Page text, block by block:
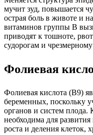
мучит зуд, повышается
острая боль в животе и
витаминов группы В
приводят к тошноте,
судорогам и
Фолиевая
Фолиевая кислота (B9)
беременных, поскольку
органов и систем плода.
необходима для
роста и деления клеток,